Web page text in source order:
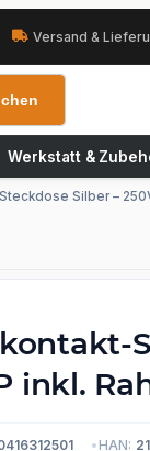
Versand &
Werkstatt &
Silber –
inkl.
HAN: